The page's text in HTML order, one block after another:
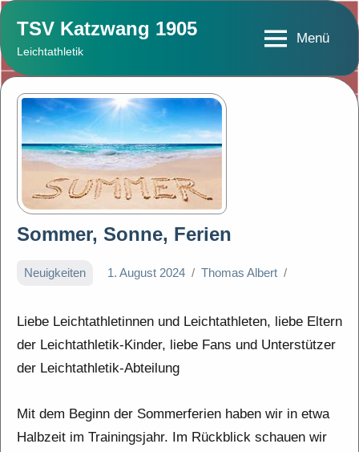
Zum
Inhalt
springen
TSV Katzwang 1905
Leichtathletik
Menü
Sommer, Sonne, Ferien
Neuigkeiten 1. August 2024 Thomas Albert
Liebe Leichtathletinnen und Leichtathleten, liebe Eltern
der Leichtathletik-Kinder, liebe Fans und Unterstützer
der Leichtathletik-Abteilung
Mit dem Beginn der Sommerferien haben wir in etwa
Halbzeit im Trainingsjahr. Im Rückblick schauen wir